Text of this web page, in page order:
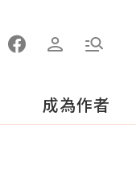
成為作者